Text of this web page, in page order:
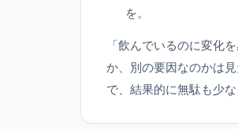
を。
「飲んでいるのに変化
か、別の要因なのかは
で、結果的に無駄も少な